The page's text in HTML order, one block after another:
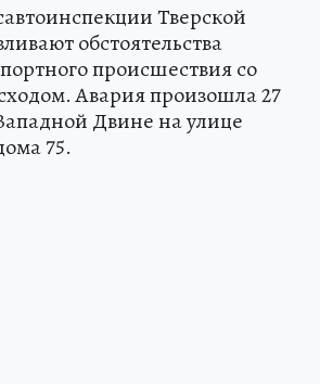
Тверской
обстоятельства
происшествия со
Авария произошла 27
Двине на улице
75.